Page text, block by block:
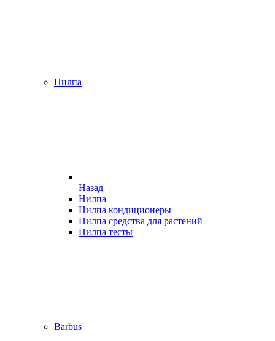
Нилпа
Назад
Нилпа
Нилпа кондиционеры
Нилпа средства для растений
Нилпа тесты
Barbus